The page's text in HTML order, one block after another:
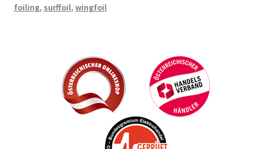
foiling, surffoil, wingfoil